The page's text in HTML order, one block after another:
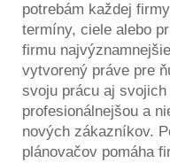
potrebám každej
termíny, ciele alebo
firmu
vytvorený práve pre
svoju prácu aj
profesionálnejšou a
nových zákazníkov.
plánovačov pomáha